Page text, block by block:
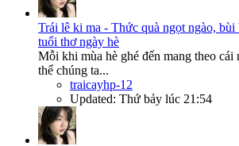
Trái lê ki ma - Thức quà ngọt ngào,
tuổi thơ ngày hè
Mỗi khi mùa hè ghé đến mang theo cái
thể chúng ta...
traicayhp-12
Updated: Thứ bảy lúc 21:54